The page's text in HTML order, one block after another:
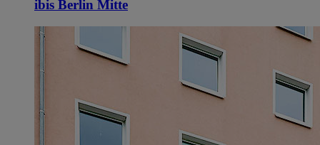
ibis Berlin Mitte